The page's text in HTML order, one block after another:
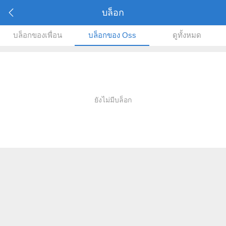
บล็อก
บล็อกของเพื่อน บล็อกของ Oss ดูทั้งหมด
ยังไม่มีบล็อก